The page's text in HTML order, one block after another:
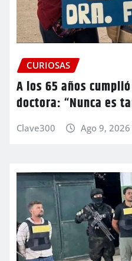
CURIOSAS
A los 65 años
doctora: “Nunca es
Clave300 Ago 9, 2026